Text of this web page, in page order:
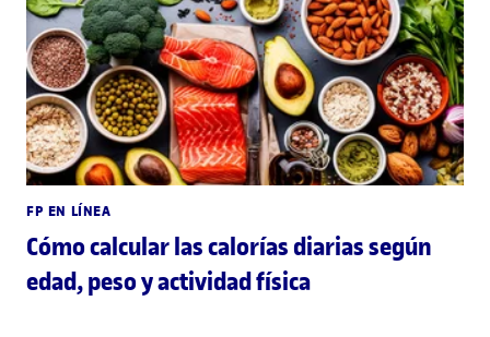
FP EN LÍNEA
Cómo calcular las calorías diarias según
edad, peso y actividad física